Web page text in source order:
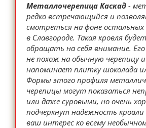
Металлочерепица Каскад -
редко встречающийся и
смотреться на фоне
в Славгороде. Такая кровля
обращать на себя внимание.
не похож на обычную черепицу и
напоминает плитку шоколада
Формы этого профиля
черепицы могут показаться
или даже суровыми, но очень
подчеркнут надёжность
ваш интерес ко всему